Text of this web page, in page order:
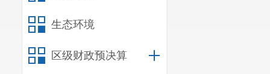
生态环境
区级财政预决算